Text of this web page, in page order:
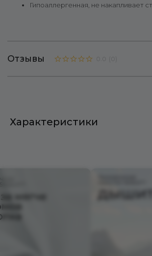
Гипоаллергенная, не накапливает
Отзывы
Характеристики